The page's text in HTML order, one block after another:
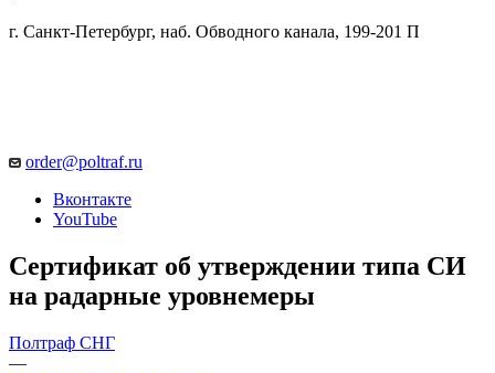
г. Санкт-Петербург, наб. Обводного канала, 199-201 П
order@poltraf.ru
Вконтакте
YouTube
Сертификат об утверждении типа СИ
на радарные уровнемеры
Полтраф СНГ
—